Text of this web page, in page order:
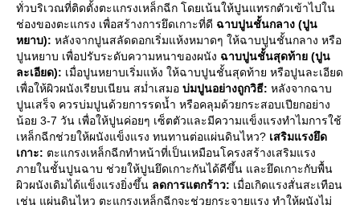
ทั่วบริเวณที่ติดตั้งตะแกรงเหล็กฉีก โดยเน้นให้ปูนแทรกตัวเข้าไปใน
ช่องของตะแกรง เพื่อสร้างการยึดเกาะที่ดี ฉาบปูนชั้นกลาง (ปูน
หยาบ): หลังจากปูนสลัดดอกเริ่มแห้งหมาดๆ ให้ฉาบปูนชั้นกลาง หรือ
ปูนหยาบ เพื่อปรับระดับความหนาของผนัง ฉาบปูนชั้นสุดท้าย (ปูน
ละเอียด): เมื่อปูนหยาบเริ่มแห้ง ให้ฉาบปูนชั้นสุดท้าย หรือปูนละเอียด
เพื่อให้ผิวผนังเรียบเนียน สม่ำเสมอ บ่มปูนอย่างถูกวิธี: หลังจากฉาบ
ปูนเสร็จ ควรบ่มปูนด้วยการรดน้ำ หรือคลุมด้วยกระสอบเปียกอย่าง
น้อย 3-7 วัน เพื่อให้ปูนค่อยๆ เซ็ตตัวและมีความแข็งแรงทำไมการใช้
เหล็กฉีกช่วยให้ผนังแข็งแรง ทนทานต่อแผ่นดินไหว? เสริมแรงยึด
เกาะ: ตะแกรงเหล็กฉีกทำหน้าที่เป็นเหมือนโครงสร้างเสริมแรง
ภายในชั้นปูนฉาบ ช่วยให้ปูนยึดเกาะกันได้ดีขึ้น และยึดเกาะกับพื้น
ผิวผนังเดิมได้แข็งแรงยิ่งขึ้น ลดการแตกร้าว: เมื่อเกิดแรงสั่นสะเทือน
เช่น แผ่นดินไหว ตะแกรงเหล็กฉีกจะช่วยกระจายแรง ทำให้ผนังไม่